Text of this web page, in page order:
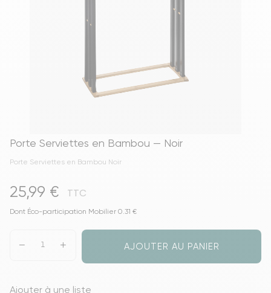
Porte Serviettes en Bambou — Noir
Porte Serviettes en Bambou Noir
25,99 € TTC
Dont Éco-participation Mobilier 0.31 €
AJOUTER AU PANIER
Ajouter à une liste